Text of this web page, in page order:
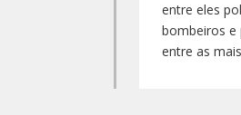
entre eles
bombeiros e
entre as